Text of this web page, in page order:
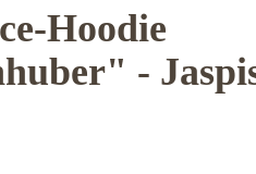
Hoodie
-